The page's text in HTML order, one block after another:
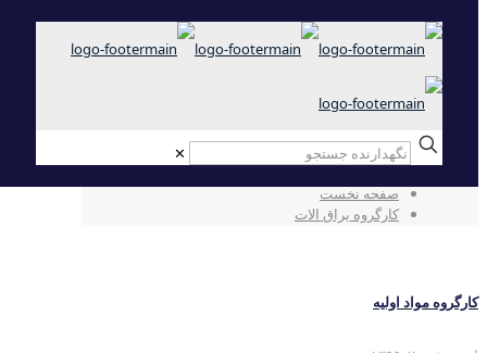
✕
کارگروه یراق الات
صفحه نخست
کارگروه یراق الات
کارگروه مواد اولیه